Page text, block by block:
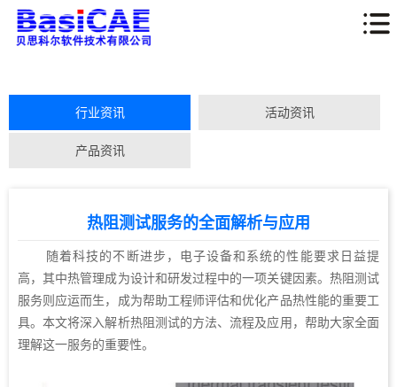
行业资讯 活动资讯
产品资讯
热阻测试服务的全面解析与应用
随着科技的不断进步，电子设备和系统的性能要求日益提
高，其中热管理成为设计和研发过程中的一项关键因素。热阻测试
服务则应运而生，成为帮助工程师评估和优化产品热性能的重要工
具。本文将深入解析热阻测试的方法、流程及应用，帮助大家全面
理解这一服务的重要性。